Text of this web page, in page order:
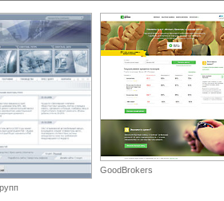
GoodBrokers